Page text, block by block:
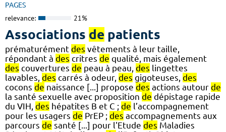
PAGES
relevance: 21%
Associations de patients
prématurément des vêtements à leur taille,
répondant à des critres de qualité, mais également
des couvertures de peau à peau, des lingettes
lavables, des carrés à odeur, des gigoteuses, des
cocons de naissance [...] propose des actions autour de
la santé sexuelle avec proposition de dépistage rapide
du VIH, des hépatites B et C ; de l’accompagnement
pour les usagers de PrEP ; des accompagnements aux
parcours de santé [...] pour l'Etude des Maladies